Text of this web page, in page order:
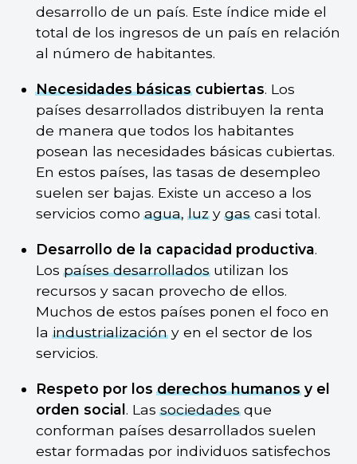
desarrollo de un país. Este índice mide el
total de los ingresos de un país en relación
al número de habitantes.
Necesidades básicascubiertas. Los
países desarrollados distribuyen la renta
de manera que todos los habitantes
posean las necesidades básicas cubiertas.
En estos países, las tasas de desempleo
suelen ser bajas. Existe un acceso a los
servicios comoagua,luzygascasi total.
Desarrollo de la capacidad productiva.
Lospaíses desarrolladosutilizan los
recursos y sacan provecho de ellos.
Muchos de estos países ponen el foco en
laindustrializacióny en el sector de los
servicios.
Respeto por losderechos humanosy el
orden social . Lassociedadesque
conforman países desarrollados suelen
estar formadas por individuos satisfechos